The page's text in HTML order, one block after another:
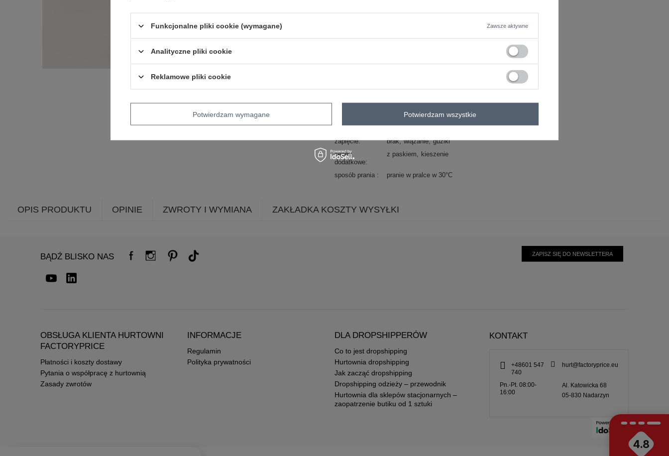
zapięcie
brak wiązanie guziki
cechy
dodatkowe
z paskiem kieszenie
sposób prania pranie w pralce w 30°C
OPIS PRODUKTU OPINIE ZWROTY I WYMIANA ZAKŁADKA KOSZTY WYSYŁKI
BĄDŹ BLISKO NAS ZAPISZ SIĘ DO NEWSLETTERA
OBSŁUGA KLIENTA HURTOWNI
FACTORYPRICE
Płatności i koszty dostawy
Pytania o współpracę z hurtownią
Zasady zwrotów
INFORMACJE
Regulamin
Polityka prywatności
DLA DROPSHIPPERÓW
Co to jest dropshipping
Hurtownia dropshipping
Jak zacząć dropshipping
Dropshipping odzieży – przewodnik
Hurtownia dla sklepów stacjonarnych –
zaopatrzenie butiku od 1 sztuki
KONTAKT
+48601 547
740
hurt@factoryprice.eu
Pn.-Pt. 08:00-
16:00
Al. Katowicka 68
05-830 Nadarzyn
4.8
Funkcjonalne pliki cookie (wymagane) Zawsze aktywne
Analityczne pliki cookie
Reklamowe pliki cookie
Potwierdzam wymagane Potwierdzam wszystkie